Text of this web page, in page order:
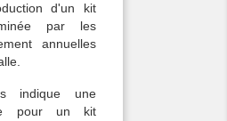
d'un kit
par les
annuelles
indique une
pour un kit